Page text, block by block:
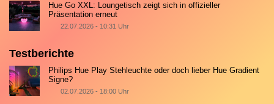
Hue Go XXL: Loungetisch zeigt sich in offizieller
Präsentation erneut
22.07.2026 - 10:31 Uhr
Testberichte
Philips Hue Play Stehleuchte oder doch lieber Hue Gradient
Signe?
02.07.2026 - 18:00 Uhr